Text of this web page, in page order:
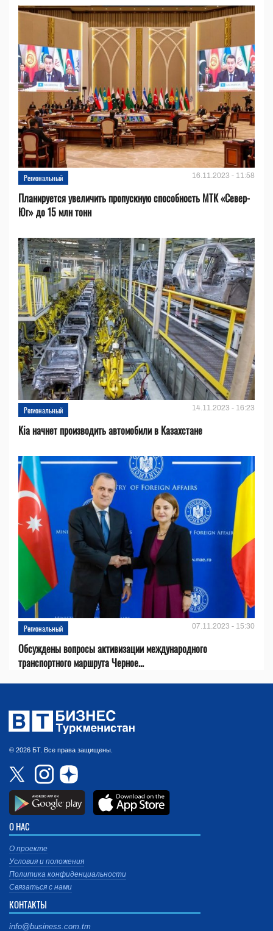
Региональный 16.11.2023 - 11:58
Планируется увеличить пропускную способность МТК «Север-
Юг» до 15 млн тонн
Региональный 14.11.2023 - 16:23
Kia начнет производить автомобили в Казахстане
Региональный 07.11.2023 - 15:30
Обсуждены вопросы активизации международного
транспортного маршрута Черное...
© 2026 БТ. Все права защищены.
О НАС
О проекте
Условия и положения
Политика конфиденциальности
Связаться с нами
КОНТАКТЫ
info@business.com.tm